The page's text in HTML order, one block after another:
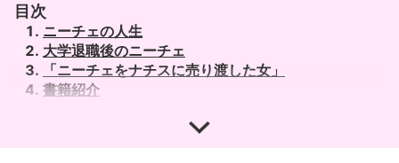
目次
ニーチェの人生
大学退職後のニーチェ
「ニーチェをナチスに売り渡した女」
書籍紹介